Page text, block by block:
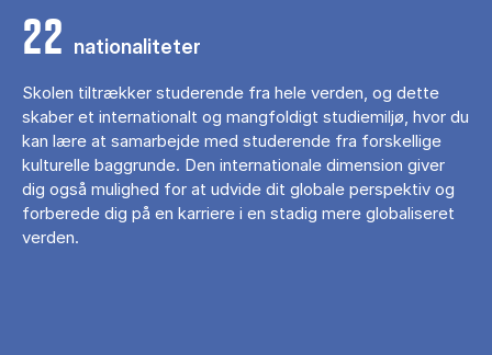
22 nationaliteter
Skolen tiltrækker studerende fra hele verden, og dette
skaber et internationalt og mangfoldigt studiemiljø, hvor du
kan lære at samarbejde med studerende fra forskellige
kulturelle baggrunde. Den internationale dimension giver
dig også mulighed for at udvide dit globale perspektiv og
forberede dig på en karriere i en stadig mere globaliseret
verden.